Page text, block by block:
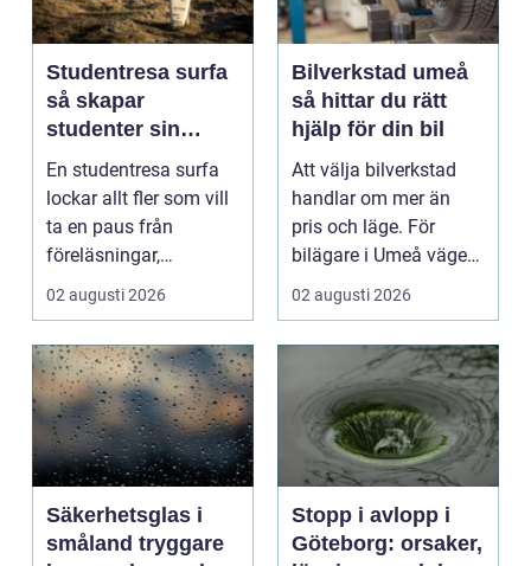
Studentresa surfa
så skapar
studenter sin
ultimata paus från
plugget
En studentresa surfa
lockar allt fler som vill
ta en paus från
föreläsningar,
tentaplugg och sena
02 augusti 2026
Bilverkstad umeå
så hittar du rätt
hjälp för din bil
Att välja bilverkstad
handlar om mer än
pris och läge. För
bilägare i Umeå väger
trygghet, tillgängl...
02 augusti 2026
Säkerhetsglas i
småland tryggare
Stopp i avlopp i
Göteborg: orsaker,